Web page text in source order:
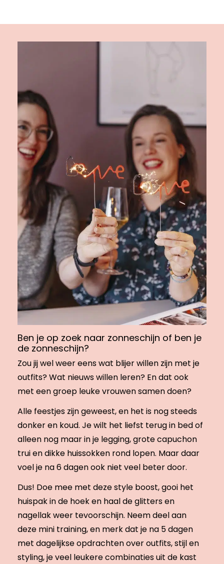
Ben je op zoek naar zonneschijn of ben je
de zonneschijn?
Zou jij wel weer eens wat blijer willen zijn met je
outfits? Wat nieuws willen leren? En dat ook
met een groep leuke vrouwen samen doen?
Alle feestjes zijn geweest, en het is nog steeds
donker en koud. Je wilt het liefst terug in bed of
alleen nog maar in je legging, grote capuchon
trui en dikke huissokken rond lopen. Maar daar
voel je na 6 dagen ook niet veel beter door.
Dus! Doe mee met deze style boost, gooi het
huispak in de hoek en haal de glitters en
nagellak weer tevoorschijn. Neem deel aan
deze mini training, en merk dat je na 5 dagen
met dagelijkse opdrachten over outfits, stijl en
styling, je veel leukere combinaties uit de kast